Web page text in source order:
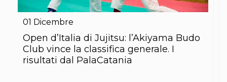
Webinar
Corsi di Specializzazione
Corsi FIJLKAM-FISDIR
Corsi Preparatore Fisico
Edutraining class - Didattica infantile
01 Dicembre
Open d’Italia di Jujitsu: l’Akiyama Budo
Club vince la classifica generale. I
risultati dal PalaCatania